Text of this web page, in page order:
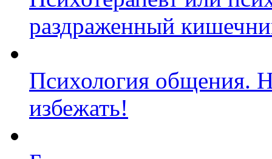
раздраженный
Психология общения.
избежать!